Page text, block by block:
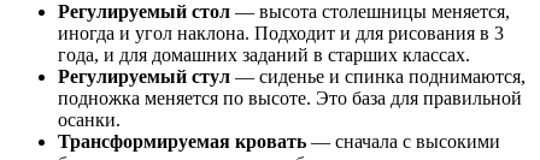
Регулируемый стол — высота столешницы меняется,
иногда и угол наклона. Подходит и для рисования в 3
года, и для домашних заданий в старших классах.
Регулируемый стул — сиденье и спинка поднимаются,
подножка меняется по высоте. Это база для правильной
осанки.
Трансформируемая кровать — сначала с высокими